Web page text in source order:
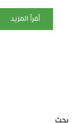
أقرأ المزيد
بحث